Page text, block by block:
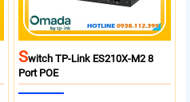
SWitch TP-Link ES210X-M2 8
Port POE